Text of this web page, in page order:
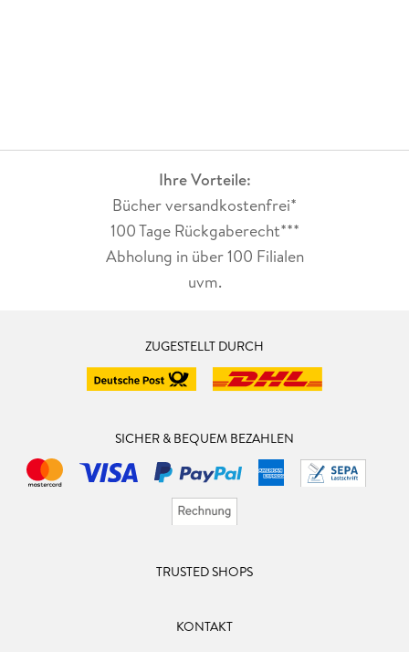
Ihre Vorteile:
Bücher versandkostenfrei*
100 Tage Rückgaberecht***
Abholung in über 100 Filialen
uvm.
ZUGESTELLT DURCH
SICHER & BEQUEM BEZAHLEN
TRUSTED SHOPS
KONTAKT